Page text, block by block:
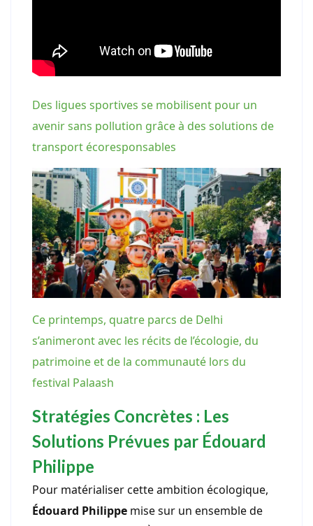
Des ligues sportives se mobilisent pour un
avenir sans pollution grâce à des solutions de
transport écoresponsables
Ce printemps, quatre parcs de Delhi
s’animeront avec les récits de l’écologie, du
patrimoine et de la communauté lors du
festival Palaash
Stratégies Concrètes : Les
Solutions Prévues par Édouard
Philippe
Pour matérialiser cette ambition écologique,
Édouard Philippe mise sur un ensemble de